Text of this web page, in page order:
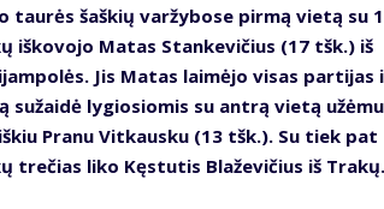
taurės šaškių varžybose pirmą vietą su
iškovojo Matas Stankevičius (17 tšk.) iš
Jis Matas laimėjo visas partijas
sužaidė lygiosiomis su antrą vietą
Pranu Vitkausku (13 tšk.). Su tiek pat
trečias liko Kęstutis Blaževičius iš Trakų.